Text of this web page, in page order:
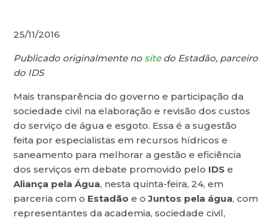
25/11/2016
Publicado originalmente nositedo Estadão, parceiro
do IDS
Mais transparência do governo e participação da
sociedade civil na elaboração e revisão dos custos
do serviço de água e esgoto. Essa é a sugestão
feita por especialistas em recursos hídricos e
saneamento para melhorar a gestão e eficiência
dos serviços em debate promovido pelo IDS e
Aliança pela Água, nesta quinta-feira, 24, em
parceria com o Estadão e oJuntos pela água, com
representantes da academia, sociedade civil,